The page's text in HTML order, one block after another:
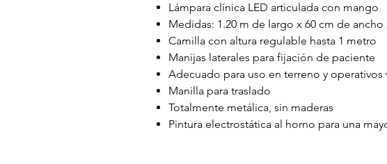
Lámpara clínica LED articulada con mango
Medidas: 1.20 m de largo x 60 cm de
Camilla con altura regulable hasta 1 metro
Manijas laterales para fijación de paciente
Adecuado para uso en terreno y operativos
Manilla para traslado
Totalmente metálica, sin maderas
Pintura electrostática al horno para una